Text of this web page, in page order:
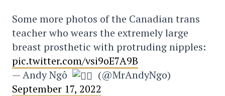
Some more photos of the Canadian trans
teacher who wears the extremely large
breast prosthetic with protruding nipples:
pic.twitter.com/vsi9oE7A9B
— Andy Ngô
(@MrAndyNgo)
September 17, 2022